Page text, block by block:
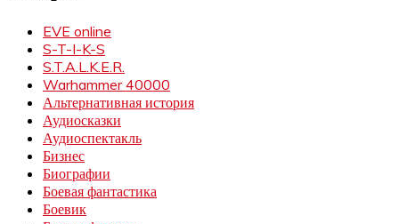
EVE online
S-T-I-K-S
S.T.A.L.K.E.R.
Warhammer 40000
Альтернативная история
Аудиосказки
Аудиоспектакль
Бизнес
Биографии
Боевая фантастика
Боевик